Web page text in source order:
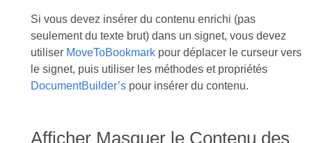
Si vous devez insérer du contenu enrichi (pas
seulement du texte brut) dans un signet, vous devez
utiliser MoveToBookmarkpour déplacer le curseur vers
le signet, puis utiliser les méthodes et propriétés
DocumentBuilder’spour insérer du contenu.
Afficher Masquer le Contenu des